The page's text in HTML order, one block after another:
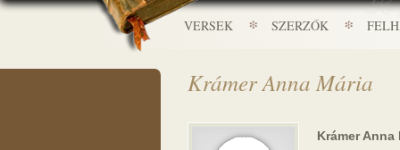
VERSEK SZERZŐK
Krámer Anna Mária
Krámer Anna